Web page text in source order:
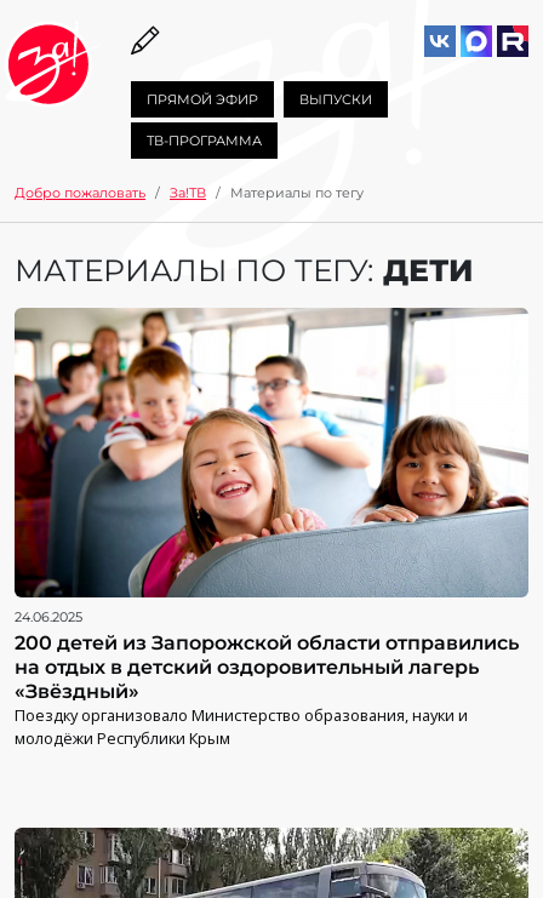
ПРЯМОЙ ЭФИР ВЫПУСКИ
ТВ-ПРОГРАММА
Добро пожаловать За!ТВ Материалы по тегу
МАТЕРИАЛЫ ПО ТЕГУ: ДЕТИ
24.06.2025
200 детей из Запорожской области отправились
на отдых в детский оздоровительный лагерь
«Звёздный»
Поездку организовало Министерство образования, науки и
молодёжи Республики Крым